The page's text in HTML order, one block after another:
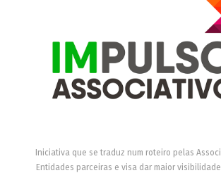
Iniciativa que se traduz num roteiro pelas
Entidades parceiras e visa dar maior